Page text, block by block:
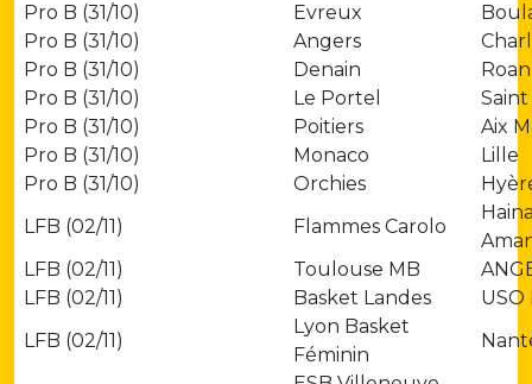
Pro B (31/10)
Evreux
Pro B (31/10)
Angers
Pro B (31/10)
Denain
Pro B (31/10)
Le Portel
Pro B (31/10)
Poitiers
Aix
Pro B (31/10)
Monaco
Lille
Pro B (31/10)
Orchies
LFB (02/11)
Flammes Carolo
LFB (02/11)
Toulouse MB
LFB (02/11)
Basket Landes
USO
LFB (02/11)
Lyon Basket
Féminin